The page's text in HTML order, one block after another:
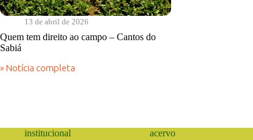
13 de abril de 2026
Quem tem direito ao campo – Cantos do
Sabiá
» Notícia completa
Quem
Cantosinstitucional acervo